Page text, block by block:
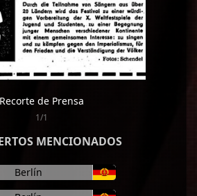
Recorte de Prensa
1/1
MENCIONADOS
Berlín